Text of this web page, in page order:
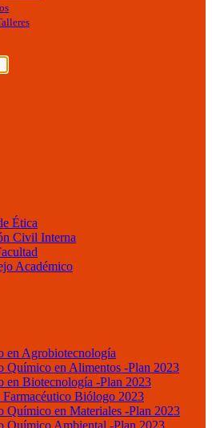
Ética
Civil Interna
Académico
en Agrobiotecnología
Químico en Alimentos -Plan 2023
en Biotecnología -Plan 2023
Biólogo 2023
Químico en Materiales -Plan 2023
Químico Ambiental -Plan 2023